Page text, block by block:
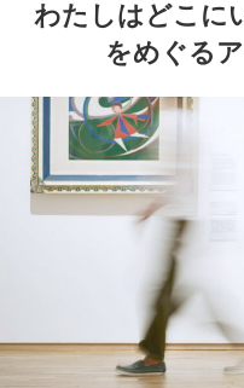
COLUMN
わたしはどこに
をめぐる